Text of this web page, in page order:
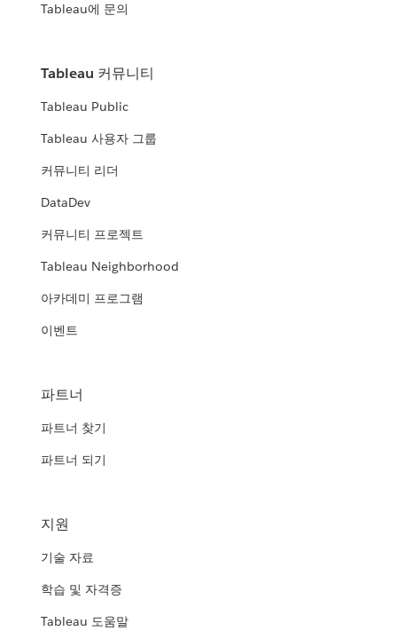
Tableau에 문의
Tableau 커뮤니티
Tableau Public
Tableau 사용자 그룹
커뮤니티 리더
DataDev
커뮤니티 프로젝트
Tableau Neighborhood
아카데미 프로그램
이벤트
파트너
파트너 찾기
파트너 되기
지원
기술 자료
학습 및 자격증
Tableau 도움말